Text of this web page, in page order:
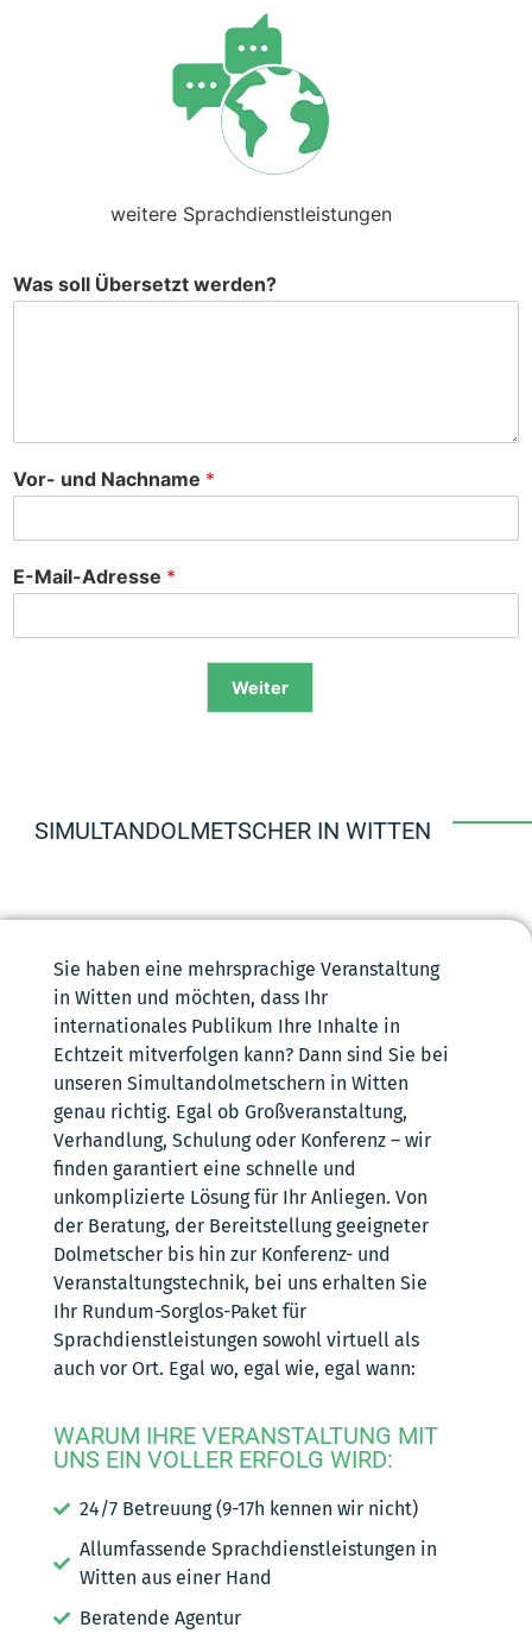
weitere Sprachdienstleistungen
Was soll Übersetzt werden?
Vor- und Nachname *
E-Mail-Adresse *
Weiter
SIMULTANDOLMETSCHER IN WITTEN
Sie haben eine mehrsprachige Veranstaltung
in Witten und möchten, dass Ihr
internationales Publikum Ihre Inhalte in
Echtzeit mitverfolgen kann? Dann sind Sie bei
unseren Simultandolmetschern in Witten
genau richtig. Egal ob Großveranstaltung,
Verhandlung, Schulung oder Konferenz – wir
finden garantiert eine schnelle und
unkomplizierte Lösung für Ihr Anliegen. Von
der Beratung, der Bereitstellung geeigneter
Dolmetscher bis hin zur Konferenz- und
Veranstaltungstechnik, bei uns erhalten Sie
Ihr Rundum-Sorglos-Paket für
Sprachdienstleistungen sowohl virtuell als
auch vor Ort. Egal wo, egal wie, egal wann:
WARUM IHRE VERANSTALTUNG MIT
UNS EIN VOLLER ERFOLG WIRD:
24/7 Betreuung (9-17h kennen wir nicht)
Allumfassende Sprachdienstleistungen in
Witten aus einer Hand
Beratende Agentur